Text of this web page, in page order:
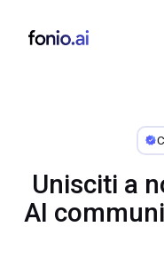
Unisciti a
AI